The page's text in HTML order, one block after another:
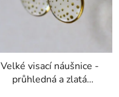
Velké visací náušnice -
průhledná a zlatá